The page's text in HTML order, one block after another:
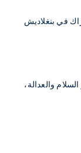
في بنغلاديش
والعدالة،